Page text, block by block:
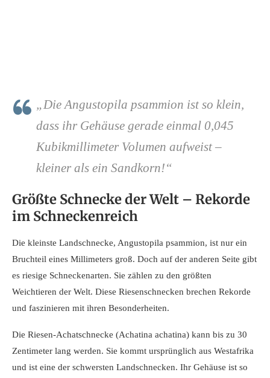
„Die Angustopila psammion ist so klein,
dass ihr Gehäuse gerade einmal 0,045
Kubikmillimeter Volumen aufweist –
kleiner als ein Sandkorn!“
Größte Schnecke der Welt – Rekorde
im Schneckenreich
Die kleinste Landschnecke, Angustopila psammion, ist nur ein
Bruchteil eines Millimeters groß. Doch auf der anderen Seite gibt
es riesige Schneckenarten. Sie zählen zu den größten
Weichtieren der Welt. Diese Riesenschnecken brechen Rekorde
und faszinieren mit ihren Besonderheiten.
Die Riesen-Achatschnecke (Achatina achatina) kann bis zu 30
Zentimeter lang werden. Sie kommt ursprünglich aus Westafrika
und ist eine der schwersten Landschnecken. Ihr Gehäuse ist so